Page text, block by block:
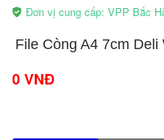
Đơn vị cung cấp: VPP Bắc
​File Còng A4 7cm Deli
0 VNĐ